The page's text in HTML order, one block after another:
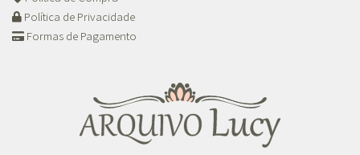
Política de Privacidade
Formas de Pagamento